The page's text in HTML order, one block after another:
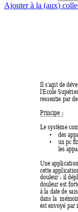
Ajouter à la (aux)
Il s'agit de
l'Ecole
ressentie par
Principe :
Le système
• des
• un pc
les
Une
cette
douleur : il
douleur est
à la date de
dans la
est envoyé par